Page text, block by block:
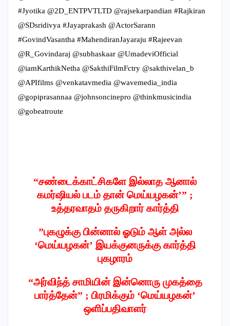
#Jyotika @2D_ENTPVTLTD @rajsekarpandian #Rajkiran
@SDsridivya #Jayaprakash @ActorSarann
#GovindVasantha #MahendiranJayaraju #Rajeevan
@R_Govindaraj @subhaskaar @UmadeviOfficial
@iamKarthikNetha @SakthiFilmFctry @sakthivelan_b
@APIfilms @venkatavmedia @wavemedia_india
@gopiprasannaa @johnsoncinepro @thinkmusicindia
@gobeatroute
“சண்டைக்காட்சிகளே இல்லாத ஆனால்
கமர்ஷியல் படம் தான் மெய்யழகன்’” ;
உத்தரவாதம் தருகிறார் கார்த்தி
”புகழுக்கு பின்னால் ஓடும் ஆள் அல்ல
‘மெய்யழகன்’ இயக்குனருக்கு கார்த்தி
புகழாரம்
“அர்விந்த் சாமியின் இன்னொரு முகத்தை
பார்த்தேன்” ; பிரமிக்கும் ‘மெய்யழகன்’
ஒளிப்பதிவாளர்